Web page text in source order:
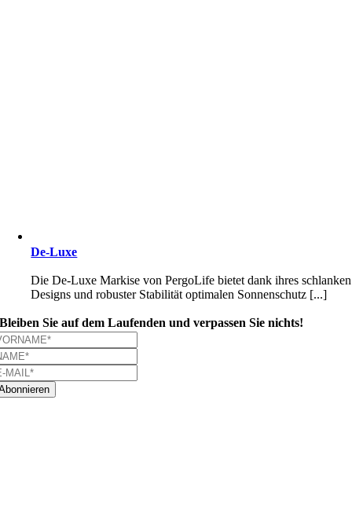
De-Luxe
Die De-Luxe Markise von PergoLife bietet dank ihres schlanken
Designs und robuster Stabilität optimalen Sonnenschutz [...]
Bleiben Sie auf dem Laufenden und verpassen Sie nichts!